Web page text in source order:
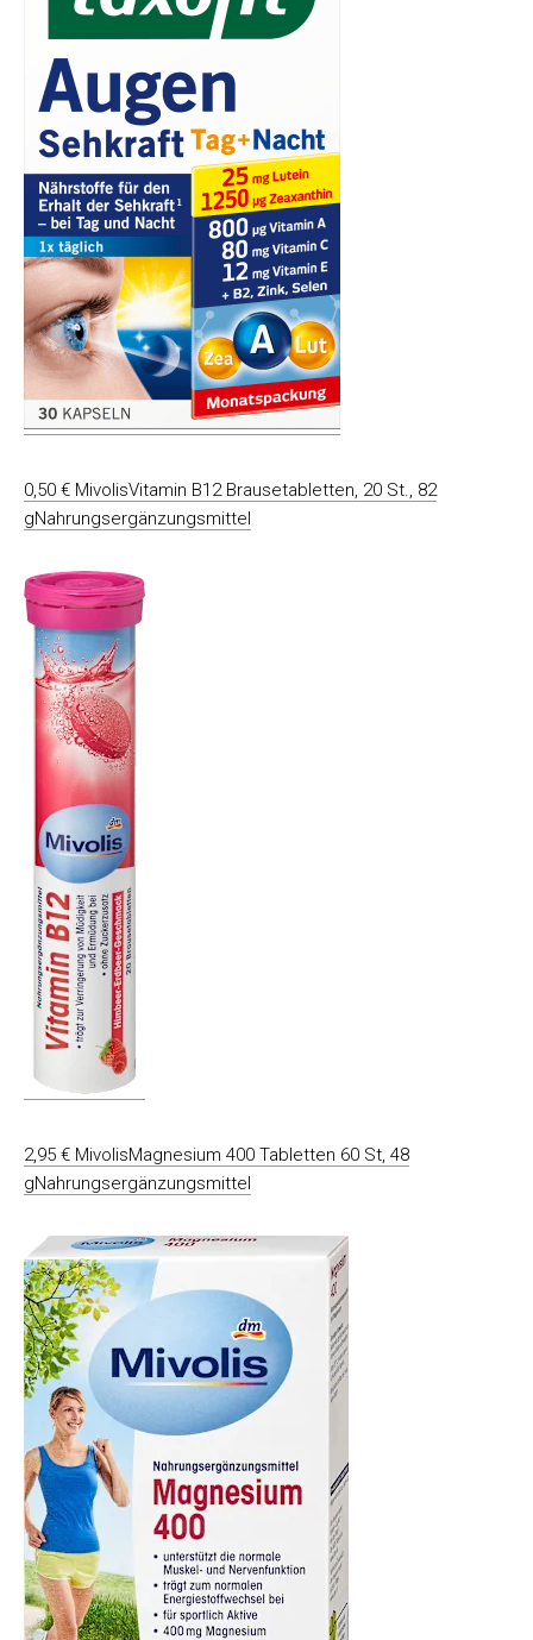
0,50 € MivolisVitamin B12 Brausetabletten, 20 St., 82
gNahrungsergänzungsmittel
2,95 € MivolisMagnesium 400 Tabletten 60 St, 48
gNahrungsergänzungsmittel